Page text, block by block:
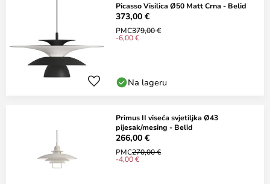
Picasso Visilica Ø50 Matt Crna - Belid
373,00 €
PMC379,00 €
-6,00 €
Na lageru
Primus II viseća svjetiljka Ø43
pijesak/mesing - Belid
266,00 €
PMC270,00 €
-4,00 €